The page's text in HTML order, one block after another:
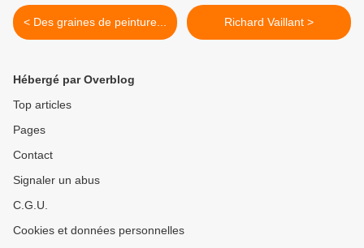
< Des graines de peinture... Richard Vaillant >
Hébergé par Overblog
Top articles
Pages
Contact
Signaler un abus
C.G.U.
Cookies et données personnelles